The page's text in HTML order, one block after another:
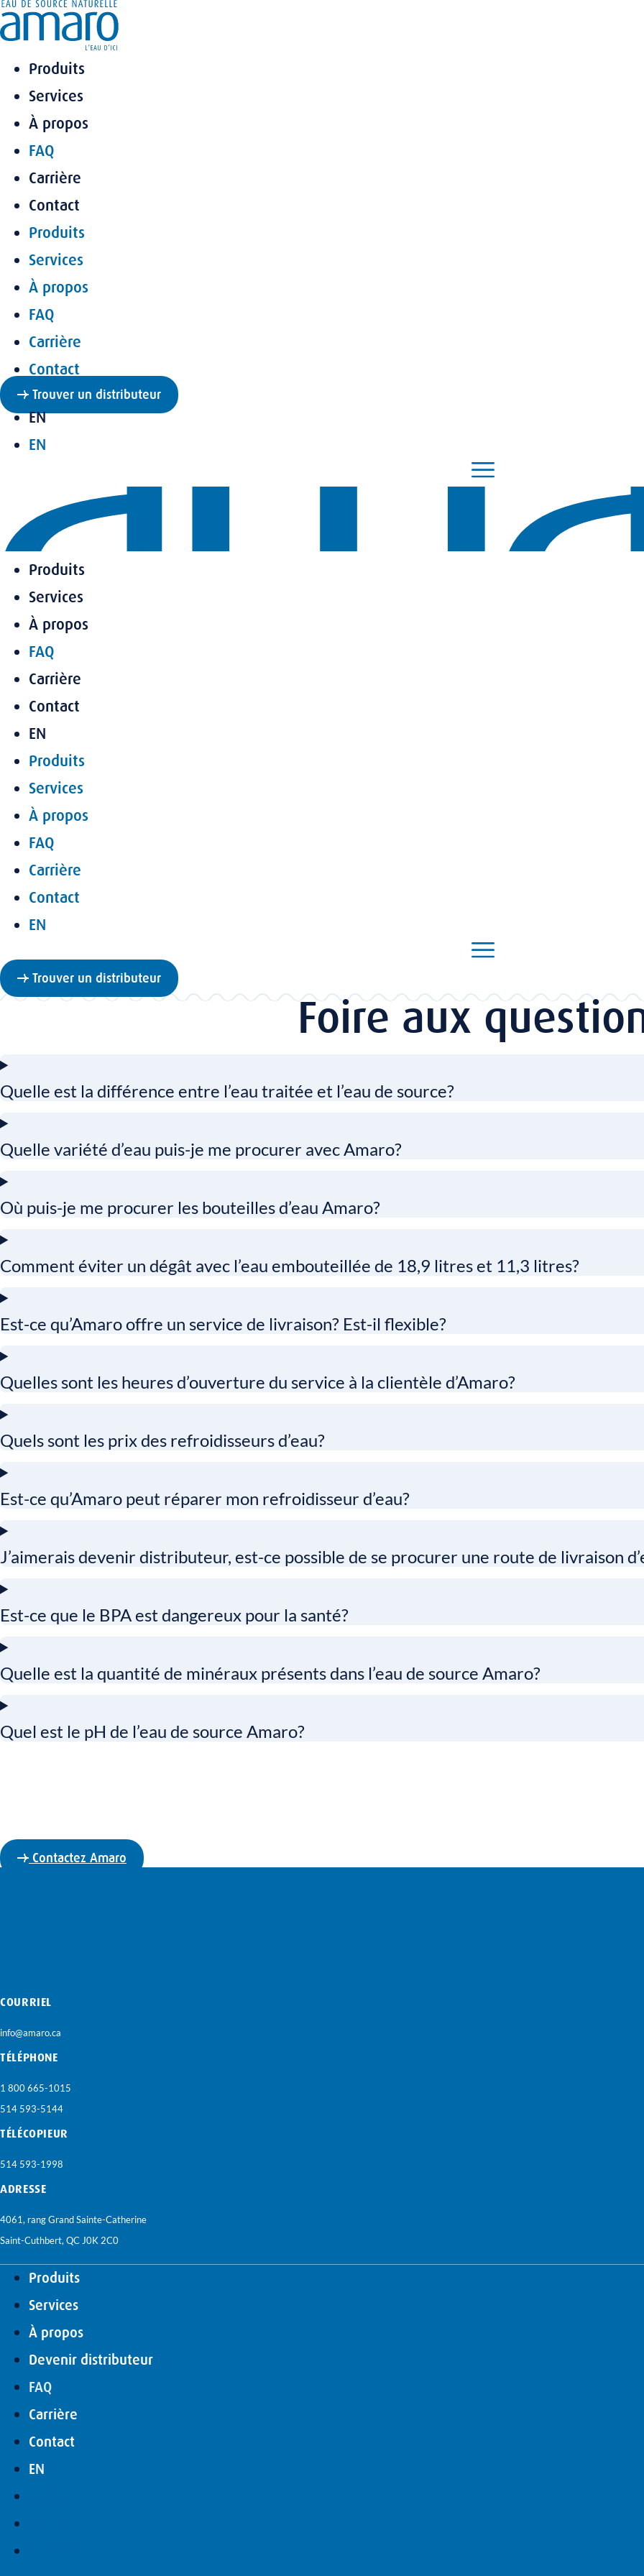
Aller
au
Produits
Services
À propos
FAQ
Carrière
Contact
Produits
Services
À propos
FAQ
Carrière
Contact
Trouver un distributeur
EN
EN
Produits
Services
À propos
FAQ
Carrière
Contact
EN
Produits
Services
À propos
FAQ
Carrière
Contact
EN
Trouver un distributeur
Foire aux
Quelle est la différence entre l’eau traitée et l’eau de source?
Quelle variété d’eau puis-je me procurer avec Amaro?
Où puis-je me procurer les bouteilles d’eau Amaro?
Comment éviter un dégât avec l’eau embouteillée de 18,9 litres et 11,3 litres?
Est-ce qu’Amaro offre un service de livraison? Est-il flexible?
Quelles sont les heures d’ouverture du service à la clientèle d’Amaro?
Quels sont les prix des refroidisseurs d’eau?
Est-ce qu’Amaro peut réparer mon refroidisseur d’eau?
J’aimerais devenir distributeur, est-ce possible de se procurer une route de livraison
Est-ce que le BPA est dangereux pour la santé?
Quelle est la quantité de minéraux présents dans l’eau de source Amaro?
Quel est le pH de l’eau de source Amaro?
Contactez Amaro
COURRIEL
info@amaro.ca
TÉLÉPHONE
1 800 665-1015
514 593-5144
TÉLÉCOPIEUR
514 593-1998
ADRESSE
4061, rang Grand Sainte-Catherine
Saint-Cuthbert, QC J0K 2C0
Produits
Services
À propos
Devenir distributeur
FAQ
Carrière
Contact
EN